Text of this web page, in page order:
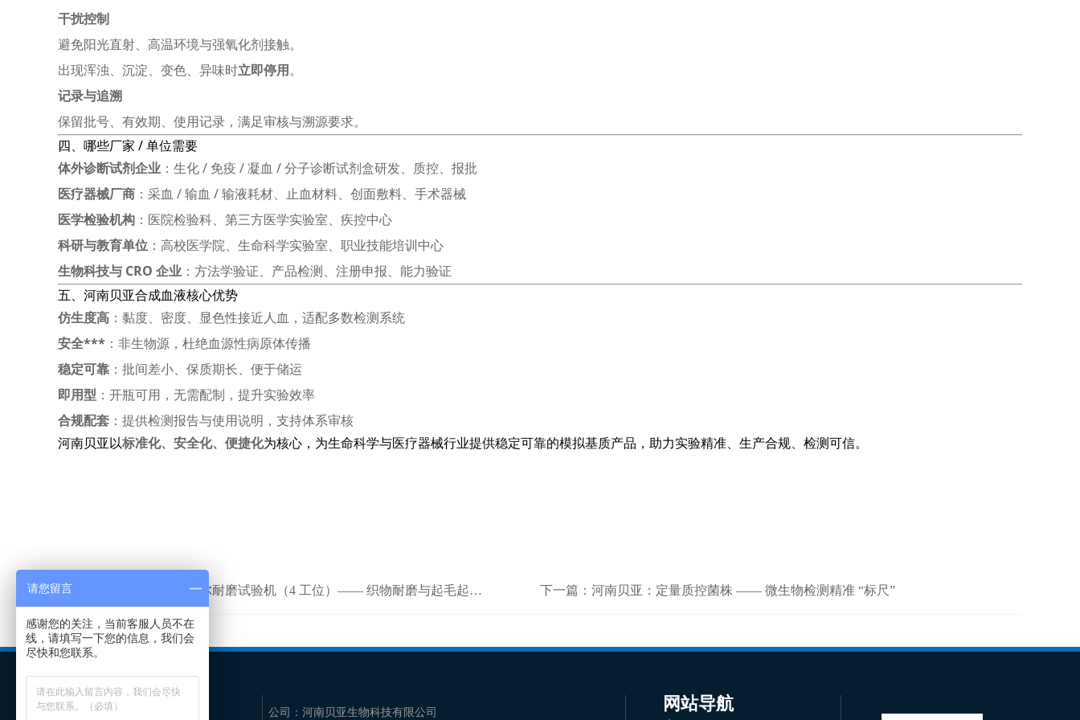
干扰控制
避免阳光直射、高温环境与强氧化剂接触。
出现浑浊、沉淀、变色、异味时立即停用。
记录与追溯
保留批号、有效期、使用记录，满足审核与溯源要求。
四、哪些厂家 / 单位需要
体外诊断试剂企业 ：生化 / 免疫 / 凝血 / 分子诊断试剂盒研发、质控、报批
医疗器械厂商 ：采血 / 输血 / 输液耗材、止血材料、创面敷料、手术器械
医学检验机构 ：医院检验科、第三方医学实验室、疾控中心
科研与教育单位 ：高校医学院、生命科学实验室、职业技能培训中心
生物科技与 CRO 企业 ：方法学验证、产品检测、注册申报、能力验证
五、河南贝亚合成血液核心优势
仿生度高 ：黏度、密度、显色性接近人血，适配多数检测系统
安全*** ：非生物源，杜绝血源性病原体传播
稳定可靠 ：批间差小、保质期长、便于储运
即用型 ：开瓶可用，无需配制，提升实验效率
合规配套 ：提供检测报告与使用说明，支持体系审核
河南贝亚以标准化、安全化、便捷化为核心，为生命科学与医疗器械行业提供稳定可靠的模拟基质产品，助力实验精准、生产合规、检测可信。
上一篇： 河南贝亚马丁代尔耐磨试验机（4 工位）—— 织物耐磨与起毛起球标准检测设备 下一篇： 河南贝亚：定量质控菌株 —— 微生物检测精准 “标尺”
公司：河南贝亚生物科技有限公司 网站导航
请您留言
感谢您的关注，当前客服人员不在
线，请填写一下您的信息，我们会
尽快和您联系。